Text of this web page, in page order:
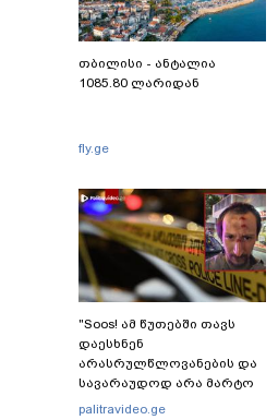
თბილისი - ანტალია
1085.80 ლარიდან
fly.ge
"Soos! ამ წუთებში თავს
დაესხნენ
არასრულწლოვანების და
სავარაუდოდ არა მარტო
არასრულწლოვანების
palitravideo.ge